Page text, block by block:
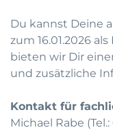
Du kannst Deine
zum 16.01.2026
bieten wir Dir
und zusätzliche
Kontakt für
Michael Rabe (Tel.: